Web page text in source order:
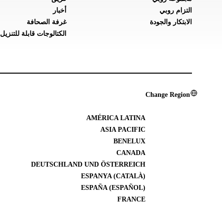
التزام روبي
الابتكار والجودة
أخبار
غرفة الصحافة
الكتالوجات قابلة للتنزيل
Change Region
AMÉRICA LATINA
ASIA PACIFIC
BENELUX
CANADA
DEUTSCHLAND UND ÖSTERREICH
ESPANYA (CATALÀ)
ESPAÑA (ESPAÑOL)
FRANCE